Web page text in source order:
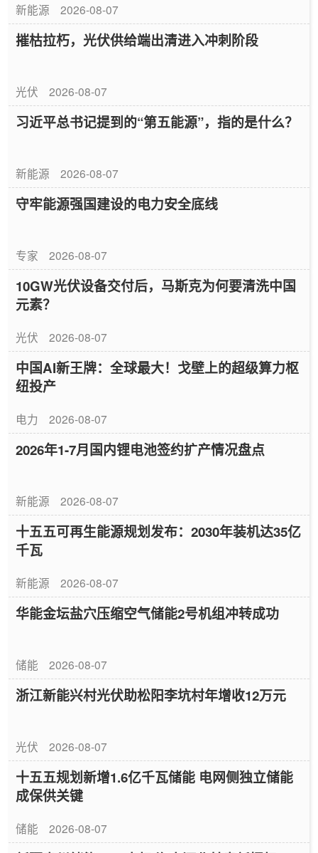
新能源 2026-08-07
摧枯拉朽，光伏供给端出清进入冲刺阶段
光伏 2026-08-07
习近平总书记提到的“第五能源”，指的是什么？
新能源 2026-08-07
守牢能源强国建设的电力安全底线
专家 2026-08-07
10GW光伏设备交付后，马斯克为何要清洗中国
元素？
光伏 2026-08-07
中国AI新王牌：全球最大！戈壁上的超级算力枢
纽投产
电力 2026-08-07
2026年1-7月国内锂电池签约扩产情况盘点
新能源 2026-08-07
十五五可再生能源规划发布：2030年装机达35亿
千瓦
新能源 2026-08-07
华能金坛盐穴压缩空气储能2号机组冲转成功
储能 2026-08-07
浙江新能兴村光伏助松阳李坑村年增收12万元
光伏 2026-08-07
十五五规划新增1.6亿千瓦储能 电网侧独立储能
成保供关键
储能 2026-08-07